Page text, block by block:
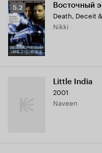
Рейтинг
Кинопоиска
5.2
5.2 Восточный
Nikki
Little India
2001
Naveen